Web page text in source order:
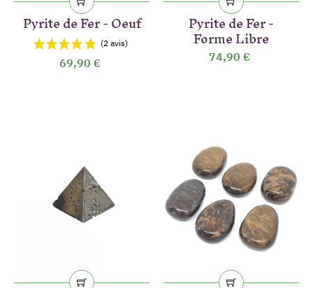
(18 avis)
Pyrite de Fer - Oeuf
69,90 €
Pyrite de Fer -
Forme Libre
74,90 €